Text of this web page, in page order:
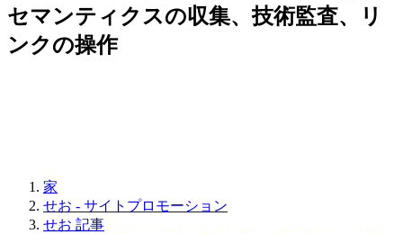
セマンティクスの収集、技術監査、リ
ンクの操作
家
せお - サイトプロモーション
せお 記事